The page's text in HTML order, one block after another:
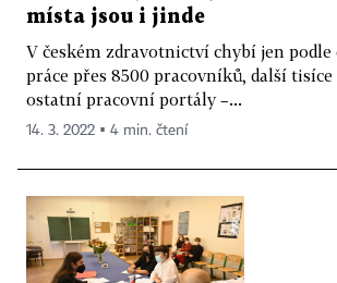
místa jsou i jinde
V českém zdravotnictví chybí jen podle
práce přes 8500 pracovníků, další
ostatní pracovní portály –...
14. 3. 2022 ▪ 4 min. čtení